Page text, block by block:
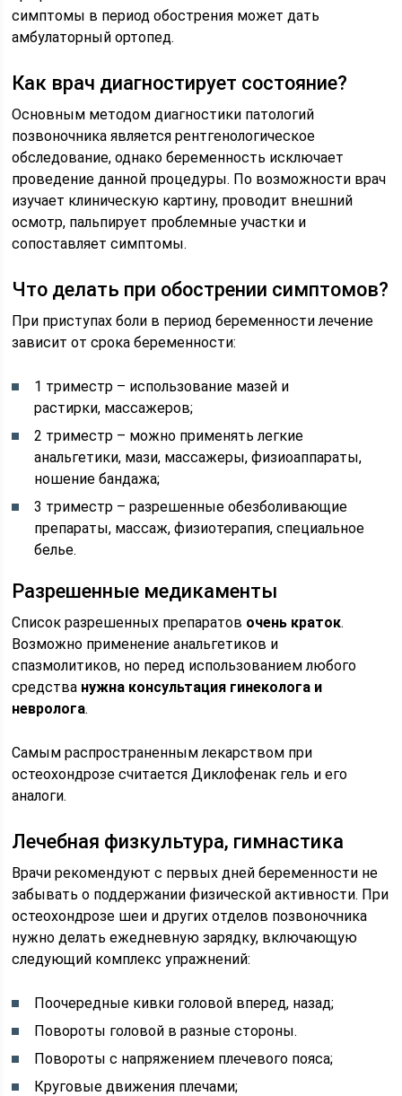
симптомы в период обострения может дать
амбулаторный ортопед.
Как врач диагностирует состояние?
Основным методом диагностики патологий
позвоночника является рентгенологическое
обследование, однако беременность исключает
проведение данной процедуры. По возможности врач
изучает клиническую картину, проводит внешний
осмотр, пальпирует проблемные участки и
сопоставляет симптомы.
Что делать при обострении симптомов?
При приступах боли в период беременности лечение
зависит от срока беременности:
1 триместр – использование мазей и
растирки, массажеров;
2 триместр – можно применять легкие
анальгетики, мази, массажеры, физиоаппараты,
ношение бандажа;
3 триместр – разрешенные обезболивающие
препараты, массаж, физиотерапия, специальное
белье.
Разрешенные медикаменты
Список разрешенных препаратов очень краток.
Возможно применение анальгетиков и
спазмолитиков, но перед использованием любого
средства нужна консультация гинеколога и
невролога.
Самым распространенным лекарством при
остеохондрозе считается Диклофенак гель и его
аналоги.
Лечебная физкультура, гимнастика
Врачи рекомендуют с первых дней беременности не
забывать о поддержании физической активности. При
остеохондрозе шеи и других отделов позвоночника
нужно делать ежедневную зарядку, включающую
следующий комплекс упражнений:
Поочередные кивки головой вперед, назад;
Повороты головой в разные стороны.
Повороты с напряжением плечевого пояса;
Круговые движения плечами;